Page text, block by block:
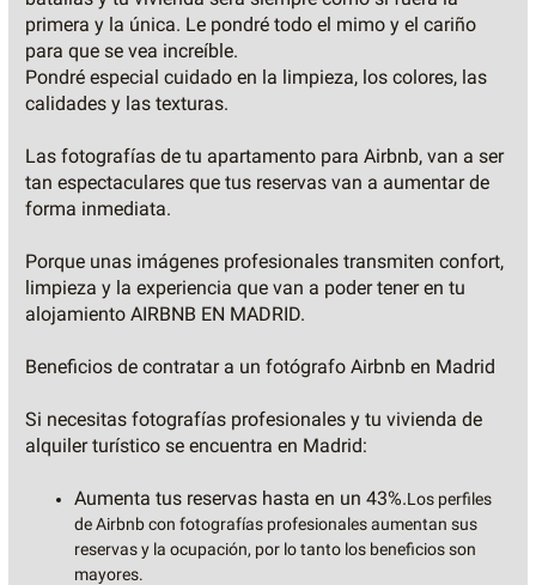
primera y la única. Le pondré todo el mimo y el cariño
para que se vea increíble.
Pondré especial cuidado en la limpieza, los colores, las
calidades y las texturas.
Las fotografías de tu apartamento para Airbnb, van a ser
tan espectaculares que tus reservas van a aumentar de
forma inmediata.
Porque unas imágenes profesionales transmiten confort,
limpieza y la experiencia que van a poder tener en tu
alojamiento AIRBNB EN MADRID.
Beneficios de contratar a un fotógrafo Airbnb en Madrid
Si necesitas fotografías profesionales y tu vivienda de
alquiler turístico se encuentra en Madrid:
Aumenta tus reservas hasta en un 43%.Los perfiles
de Airbnb con fotografías profesionales aumentan sus
reservas y la ocupación, por lo tanto los beneficios son
mayores.